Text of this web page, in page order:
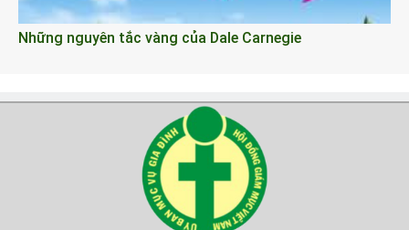
Những nguyên tắc vàng của Dale Carnegie